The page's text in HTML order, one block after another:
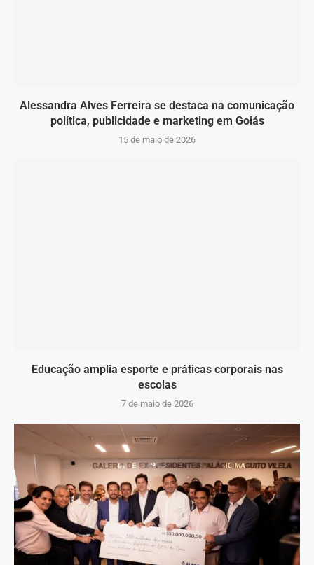
Alessandra Alves Ferreira se destaca na comunicação
política, publicidade e marketing em Goiás
15 de maio de 2026
Educação amplia esporte e práticas corporais nas
escolas
7 de maio de 2026